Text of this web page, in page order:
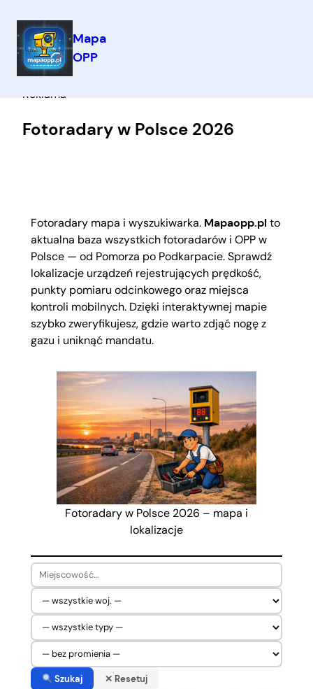
Przejdź
treści
Mapa
OPP
Reklama
Reklama
Fotoradary w Polsce 2026
Fotoradary mapa i wyszukiwarka. Mapaopp.plto
aktualna baza wszystkich fotoradarów i OPP w
Polsce — od Pomorza po Podkarpacie. Sprawdź
lokalizacje urządzeń rejestrujących prędkość,
punkty pomiaru odcinkowego oraz miejsca
kontroli mobilnych. Dzięki interaktywnej mapie
szybko zweryfikujesz, gdzie warto zdjąć nogę z
gazu i uniknąć mandatu.
Fotoradary w Polsce 2026 – mapa i
lokalizacje
Szukaj ✕ Resetuj